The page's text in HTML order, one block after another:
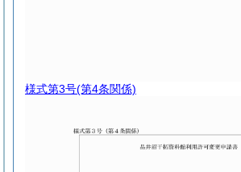
様式第3号(第4条関係)